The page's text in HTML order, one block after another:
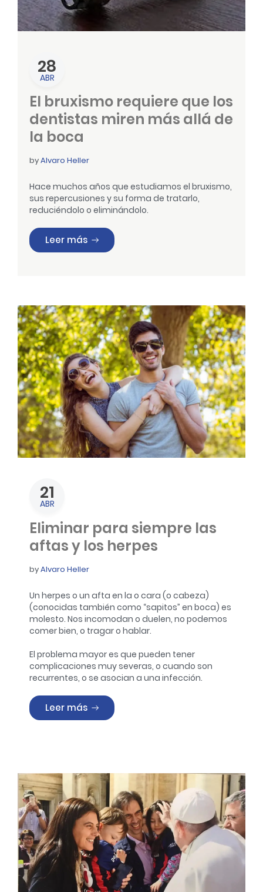
28
ABR
El bruxismo requiere que los
dentistas miren más allá de
la boca
byAlvaro Heller
Hace muchos años que estudiamos el bruxismo,
sus repercusiones y su forma de tratarlo,
reduciéndolo o eliminándolo.
Leer más«El bruxismo requiere que los
21
ABR
Eliminar para siempre las
aftas y los herpes
byAlvaro Heller
Un herpes o un afta en la o cara (o cabeza)
(conocidas también como “sapitos” en boca) es
molesto. Nos incomodan o duelen, no podemos
comer bien, o tragar o hablar.
El problema mayor es que pueden tener
complicaciones muy severas, o cuando son
recurrentes, o se asocian a una infección.
Leer más«Eliminar para siempre las aftas y los